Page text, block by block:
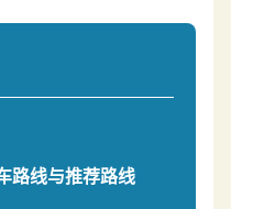
路线与推荐路线